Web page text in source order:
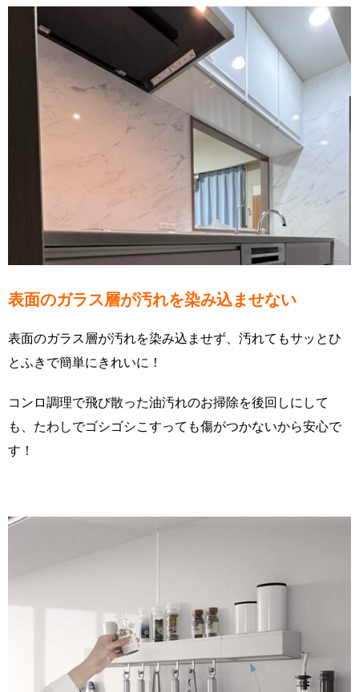
表面のガラス層が汚れを染み込ませない
表面のガラス層が汚れを染み込ませず、汚れてもサッとひ
とふきで簡単にきれいに！
コンロ調理で飛び散った油汚れのお掃除を後回しにして
も、たわしでゴシゴシこすっても傷がつかないから安心で
す！